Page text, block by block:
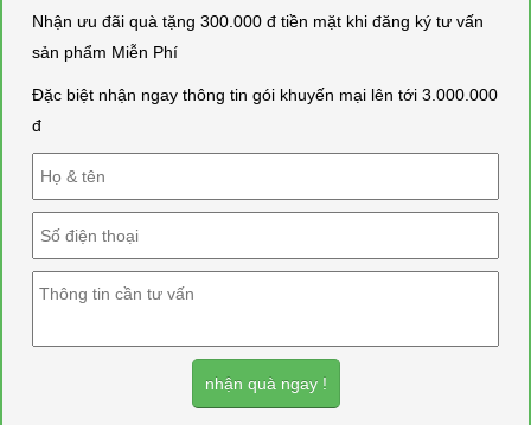
Nhận ưu đãi quà tặng 300.000 đ tiền mặt khi đăng ký tư vấn
sản phẩm Miễn Phí
Đặc biệt nhận ngay thông tin gói khuyến mại lên tới 3.000.000
đ
nhận quà ngay !